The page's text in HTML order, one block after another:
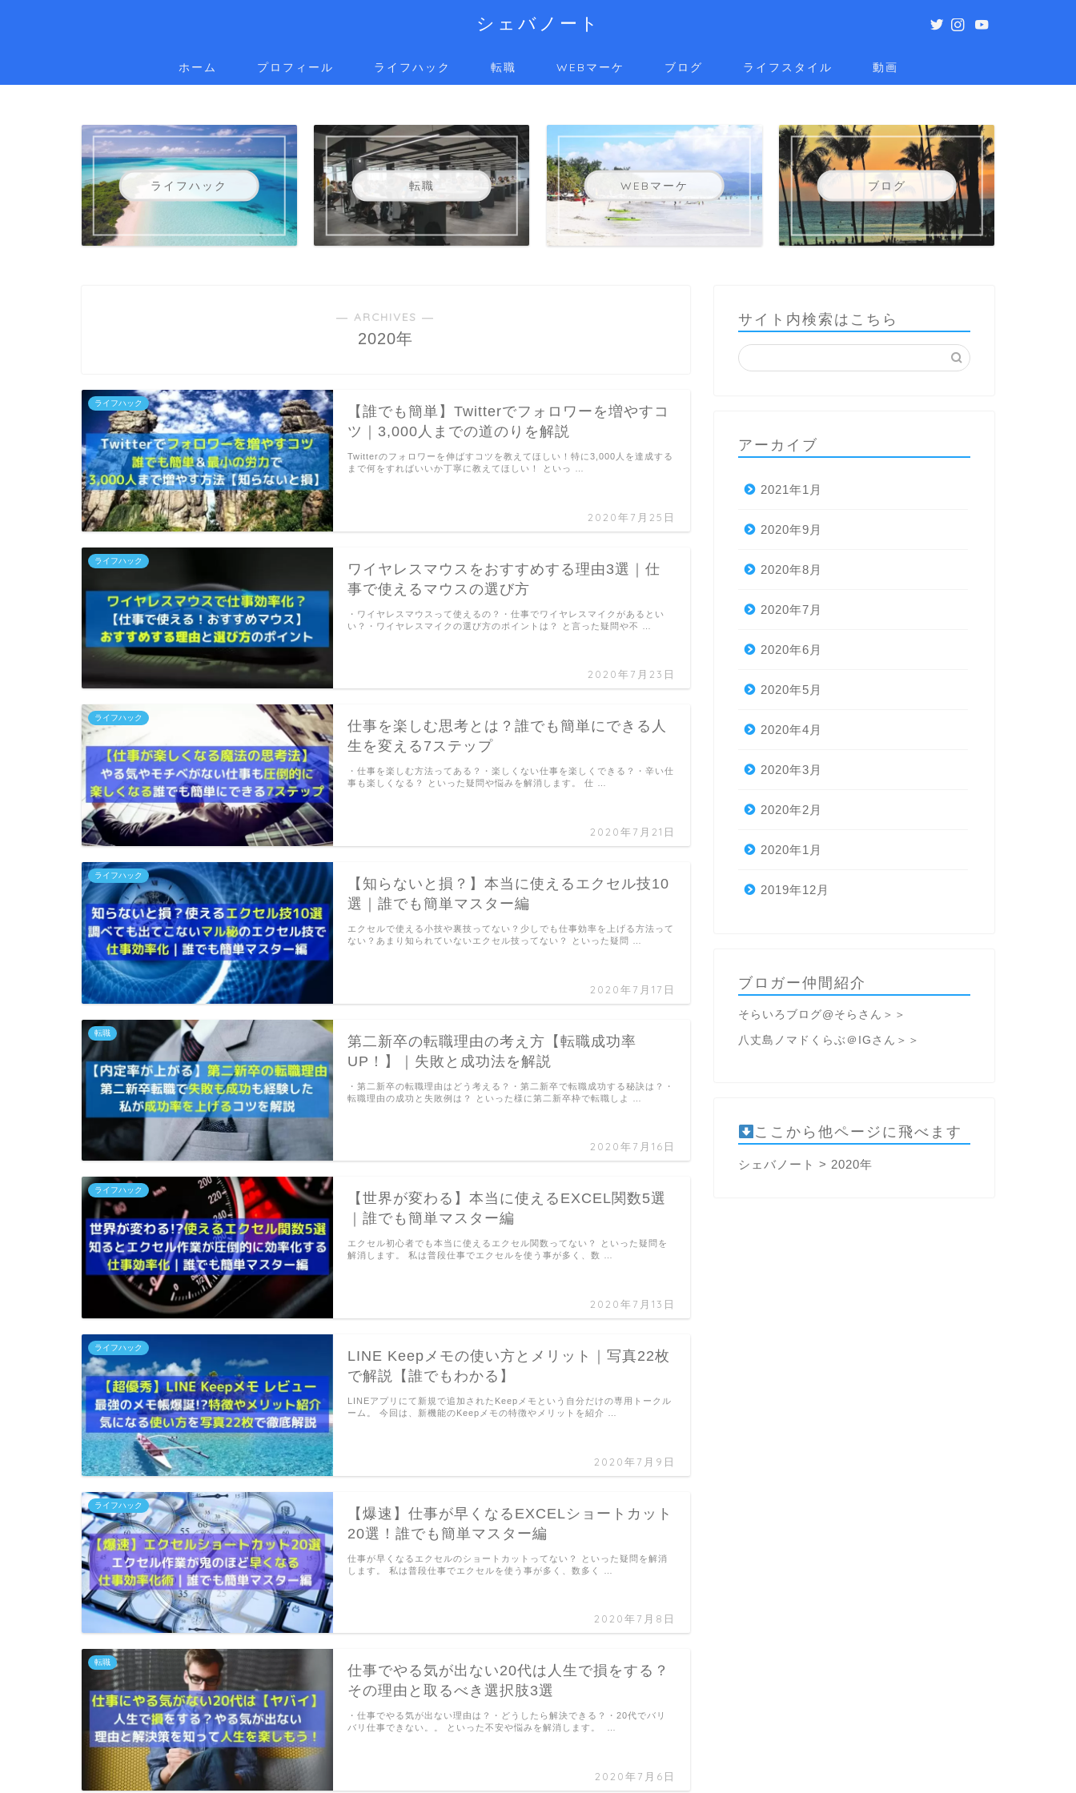
シェバノート
ホーム プロフィール ライフハック 転職 WEBマーケ ブログ ライフスタイル 動画
ライフハック 転職 WEBマーケ ブログ
― ARCHIVES ―
2020年
ライフハック
【誰でも簡単】Twitterでフォロワーを増やすコ
ツ｜3,000人までの道のりを解説
2020年7月25日
Twitterのフォロワーを伸ばすコツを教えてほしい！特に3,000人を達成する
まで何をすればいいか丁寧に教えてほしい！ といっ …
ライフハック
ワイヤレスマウスをおすすめする理由3選｜仕
事で使えるマウスの選び方
2020年7月23日
・ワイヤレスマウスって使えるの？・仕事でワイヤレスマイクがあるとい
い？・ワイヤレスマイクの選び方のポイントは？ と言った疑問や不 …
ライフハック
仕事を楽しむ思考とは？誰でも簡単にできる人
生を変える7ステップ
2020年7月21日
・仕事を楽しむ方法ってある？・楽しくない仕事を楽しくできる？・辛い仕
事も楽しくなる？ といった疑問や悩みを解消します。 仕 …
ライフハック
【知らないと損？】本当に使えるエクセル技10
選｜誰でも簡単マスター編
2020年7月17日
エクセルで使える小技や裏技ってない？少しでも仕事効率を上げる方法って
ない？あまり知られていないエクセル技ってない？ といった疑問 …
転職
第二新卒の転職理由の考え方【転職成功率
UP！】｜失敗と成功法を解説
2020年7月16日
・第二新卒の転職理由はどう考える？・第二新卒で転職成功する秘訣は？・
転職理由の成功と失敗例は？ といった様に第二新卒枠で転職しよ …
ライフハック
【世界が変わる】本当に使えるEXCEL関数5選
｜誰でも簡単マスター編
2020年7月13日
エクセル初心者でも本当に使えるエクセル関数ってない？ といった疑問を
解消します。 私は普段仕事でエクセルを使う事が多く、数 …
ライフハック
LINE Keepメモの使い方とメリット｜写真22枚
で解説【誰でもわかる】
2020年7月9日
LINEアプリにて新規で追加されたKeepメモという自分だけの専用トークル
ーム。 今回は、新機能のKeepメモの特徴やメリットを紹介 …
ライフハック
【爆速】仕事が早くなるEXCELショートカット
20選！誰でも簡単マスター編
2020年7月8日
仕事が早くなるエクセルのショートカットってない？ といった疑問を解消
します。 私は普段仕事でエクセルを使う事が多く、数多く …
転職
仕事でやる気が出ない20代は人生で損をする？
その理由と取るべき選択肢3選
2020年7月6日
・仕事でやる気が出ない理由は？・どうしたら解決できる？・20代でバリ
バリ仕事できない。。 といった不安や悩みを解消します。 …
サイト内検索はこちら
アーカイブ
2021年1月
2020年9月
2020年8月
2020年7月
2020年6月
2020年5月
2020年4月
2020年3月
2020年2月
2020年1月
2019年12月
ブロガー仲間紹介
そらいろブログ@そらさん＞＞
八丈島ノマドくらぶ＠IGさん＞＞
ここから他ページに飛べます
シェバノート > 2020年